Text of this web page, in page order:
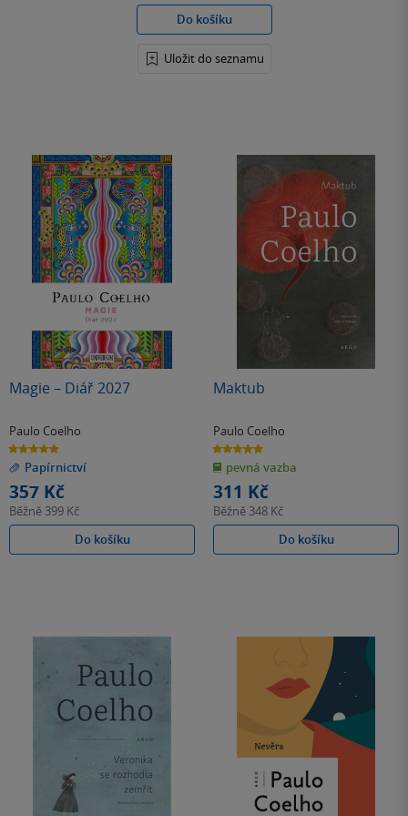
Do košíku
Uložit do seznamu
Magie – Diář 2027
Paulo Coelho
5.0
z
5
hvězdiček
Papírnictví
357 Kč
Běžně 399 Kč
Do košíku
Maktub
Paulo Coelho
5.0
z
5
hvězdiček
pevná vazba
311 Kč
Běžně 348 Kč
Do košíku